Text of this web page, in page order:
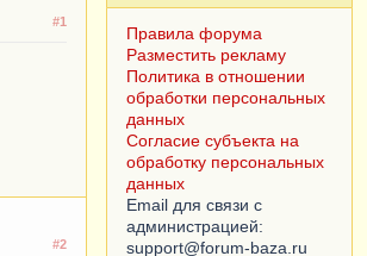
#1
#2
Правила форума
Разместить рекламу
Политика в отношении
обработки персональных
данных
Согласие субъекта на
обработку персональных
данных
Email для связи с
администрацией: